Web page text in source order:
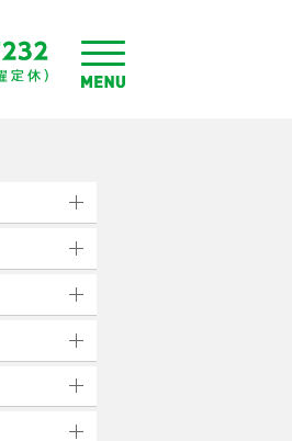
toggle
menu